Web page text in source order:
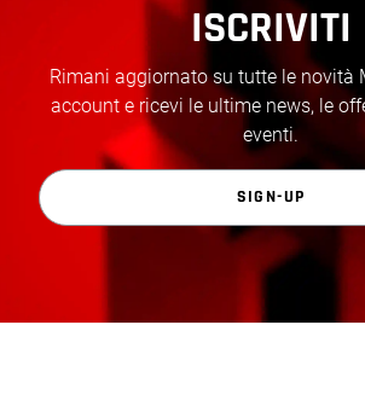
ISCRIVITI
Rimani aggiornato su tutte le novità
account e ricevi le ultime news, le
eventi.
SIGN-UP